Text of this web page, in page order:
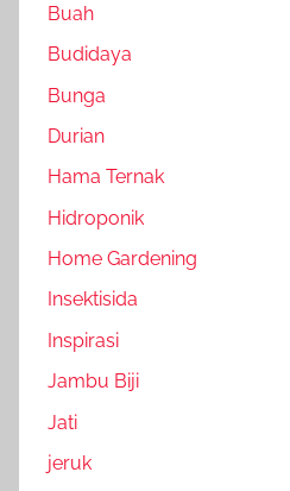
Buah
Budidaya
Bunga
Durian
Hama Ternak
Hidroponik
Home Gardening
Insektisida
Inspirasi
Jambu Biji
Jati
jeruk